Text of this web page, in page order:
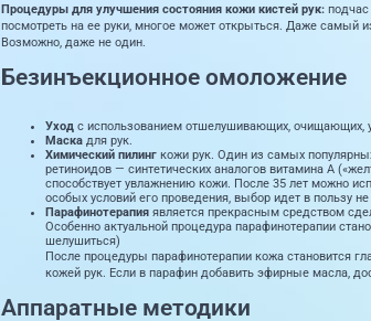
Процедуры для улучшения состояния кожи кистей рук:подчас
посмотреть на ее руки, многое может открыться. Даже самый
Возможно, даже не один.
Безинъекционное омоложение
Уходс использованием отшелушивающих, очищающих,
Маскадля рук.
Химический пилингкожи рук. Один из самых
ретиноидов — синтетических аналогов витамина А
способствует увлажнению кожи. После 35 лет можно
особых условий его проведения, выбор идет в пользу
Парафинотерапияявляется прекрасным средством
Особенно актуальной процедура парафинотерапии
шелушиться)
После процедуры парафинотерапии кожа становится
кожей рук. Если в парафин добавить эфирные масла,
Аппаратные методики